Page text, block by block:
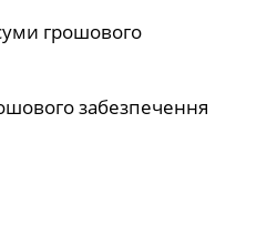
грошового
забезпечення